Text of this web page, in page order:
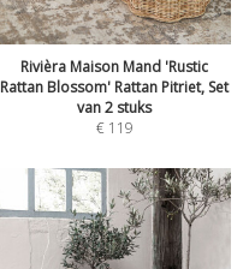
Rivièra Maison Mand 'Rustic
Rattan Blossom' Rattan Pitriet, Set
van 2 stuks
€ 119